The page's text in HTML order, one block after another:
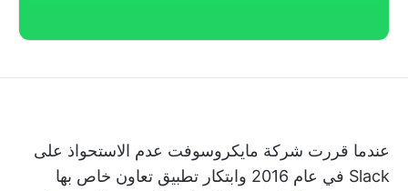
عندما قررت شركة مايكروسوفت عدم الاستحواذ على
Slack في عام 2016 وابتكار تطبيق تعاون خاص بها